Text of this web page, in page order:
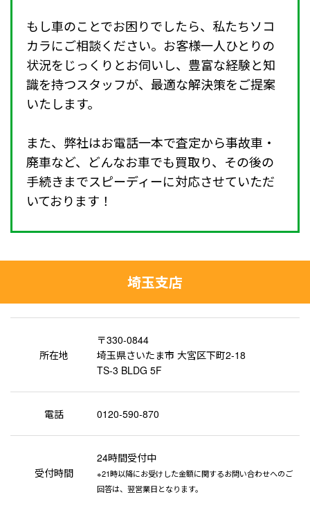
もし車のことでお困りでしたら、私たちソコ
カラにご相談ください。お客様一人ひとりの
状況をじっくりとお伺いし、豊富な経験と知
識を持つスタッフが、最適な解決策をご提案
いたします。
また、弊社はお電話一本で査定から事故車・
廃車など、どんなお車でも買取り、その後の
手続きまでスピーディーに対応させていただ
いております！
埼玉支店
所在地
〒330-0844
埼玉県さいたま市 大宮区下町2-18
TS-3 BLDG 5F
電話 0120-590-870
受付時間
24時間受付中
※21時以降にお受けした金額に関するお問い合わせへのご
回答は、翌営業日となります。